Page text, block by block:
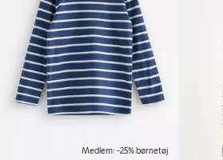
Medlem: -25% børnetøj